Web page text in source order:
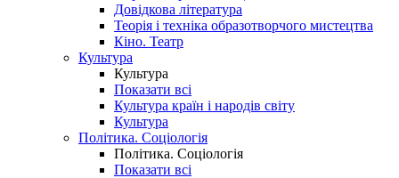
Довідкова література
Теорія і техніка образотворчого мистецтва
Кіно. Театр
Культура
Культура
Показати всі
Культура країн і народів світу
Культура
Політика. Соціологія
Політика. Соціологія
Показати всі